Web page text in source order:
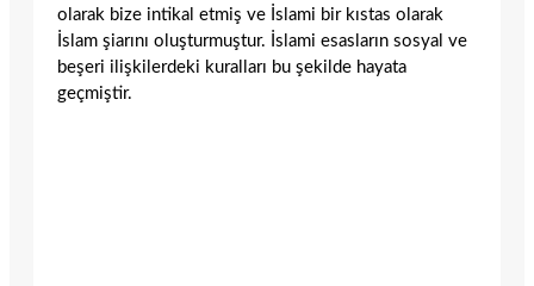
olarak bize intikal etmiş ve İslami bir kıstas olarak
İslam şiarını oluşturmuştur. İslami esasların sosyal ve
beşeri ilişkilerdeki kuralları bu şekilde hayata
geçmiştir.